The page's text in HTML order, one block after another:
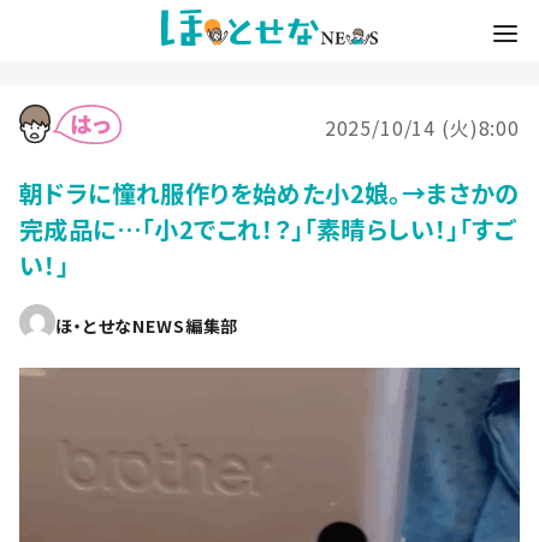
2025/10/14 (火)8:00
朝ドラに憧れ服作りを始めた小2娘。→まさかの
完成品に…「小2でこれ！？」「素晴らしい！」「すご
い！」
ほ・とせなNEWS編集部